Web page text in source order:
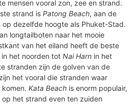
mensen vooral zon, zee en strand.
strand is Patong Beach, aan de
dezelfde hoogte als Phuket-Stad.
longtailboten naar het mooie
van het eiland heeft de beste
in het noorden tot Nai Harn in het
stranden zijn de golven van de
het vooral die stranden waar
Kata Beach is enorm populair,
het strand even ten zuiden